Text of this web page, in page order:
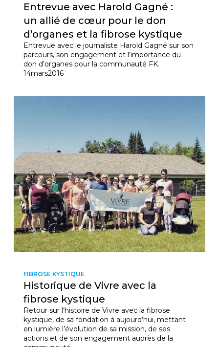
Entrevue avec Harold Gagné :
un allié de cœur pour le don
d’organes et la fibrose kystique
Entrevue avec le journaliste Harold Gagné sur son
parcours, son engagement et l’importance du
don d’organes pour la communauté FK.
14mars2016
FIBROSE KYSTIQUE
Historique de Vivre avec la
fibrose kystique
Retour sur l’histoire de Vivre avec la fibrose
kystique, de sa fondation à aujourd’hui, mettant
en lumière l’évolution de sa mission, de ses
actions et de son engagement auprès de la